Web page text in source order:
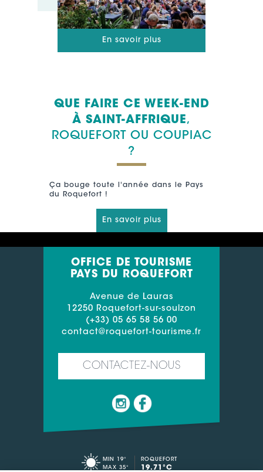
En savoir plus
QUE FAIRE CE WEEK-END
À SAINT-AFFRIQUE,
ROQUEFORT OU COUPIAC
?
Ça bouge toute l'année dans le Pays
du Roquefort !
En savoir plus
OFFICE DE TOURISME
PAYS DU ROQUEFORT
Avenue de Lauras
12250 Roquefort-sur-soulzon
(+33) 05 65 58 56 00
contact@roquefort-tourisme.fr
CONTACTEZ-NOUS
ROQUEFORT
19.71°C
MIN 19°
MAX 35°